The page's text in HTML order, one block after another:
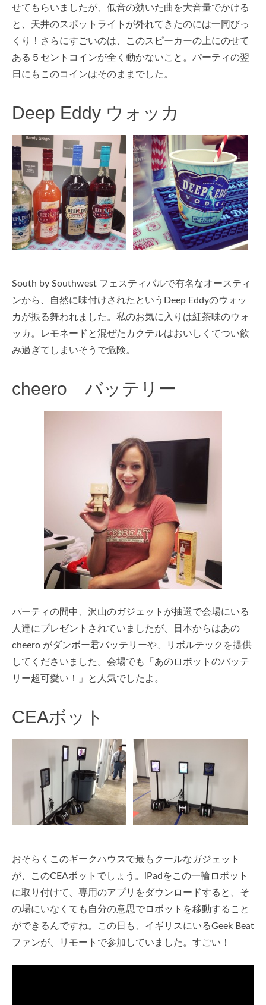
せてもらいましたが、低音の効いた曲を大音量でかける
と、天井のスポットライトが外れてきたのには一同びっ
くり！さらにすごいのは、このスピーカーの上にのせて
ある５セントコインが全く動かないこと。パーティの翌
日にもこのコインはそのままでした。
Deep Eddy ウォッカ
South by Southwest フェスティバルで有名なオースティ
ンから、自然に味付けされたという Deep Eddyのウォッ
カが振る舞われました。私のお気に入りは紅茶味のウォ
ッカ。レモネードと混ぜたカクテルはおいしくてつい飲
み過ぎてしまいそうで危険。
cheero バッテリー
パーティの間中、沢山のガジェットが抽選で会場にいる
人達にプレゼントされていましたが、日本からはあの
cheero がダンボー君バッテリーや、 リボルテック を提供
してくださいました。会場でも「あのロボットのバッテ
リー超可愛い！」と人気でしたよ。
CEAボット
おそらくこのギークハウスで最もクールなガジェット
が、このCEAボット でしょう。iPadをこの一輪ロボット
に取り付けて、専用のアプリをダウンロードすると、そ
の場にいなくても自分の意思でロボットを移動すること
ができるんですね。この日も、イギリスにいるGeek Beat
ファンが、リモートで参加していました。すごい！